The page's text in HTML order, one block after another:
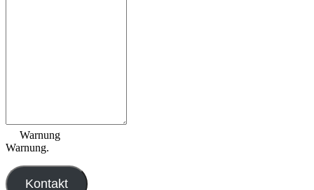
Warnung
Warnung.
Kontakt